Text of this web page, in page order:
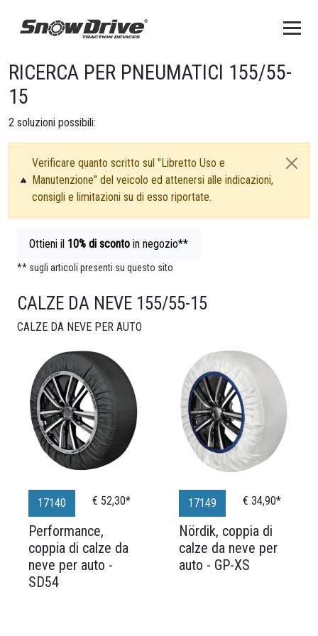
RICERCA PER PNEUMATICI 155/55-
15
2 soluzioni possibili:
Verificare quanto scritto sul "Libretto Uso e
Manutenzione" del veicolo ed attenersi alle indicazioni,
consigli e limitazioni su di esso riportate.
CALZE DA NEVE 155/55-15
CALZE DA NEVE PER AUTO
Ottieni il 10% di sconto in negozio**
** sugli articoli presenti su questo sito
17140 € 52,30*
Performance,
coppia di calze da
neve per auto -
SD54
17149 € 34,90*
Nördik, coppia di
calze da neve per
auto - GP-XS